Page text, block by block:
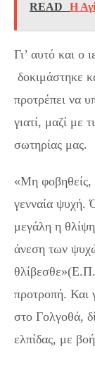
READ Η
Γι’ αυτό και ο
δοκιμάστηκε
προτρέπει να
γιατί, μαζί με
σωτηρίας μας.
«Μη φοβηθείς,
γενναία ψυχή.
μεγάλη η
άνεση των
προτροπή. Και
στο Γολγοθά,
ελπίδας, με